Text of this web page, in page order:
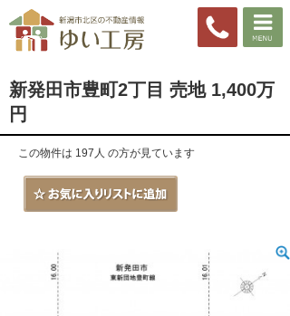
新発田市豊町2丁目 売地 1,400万
円
この物件は 197人 の方が見ています